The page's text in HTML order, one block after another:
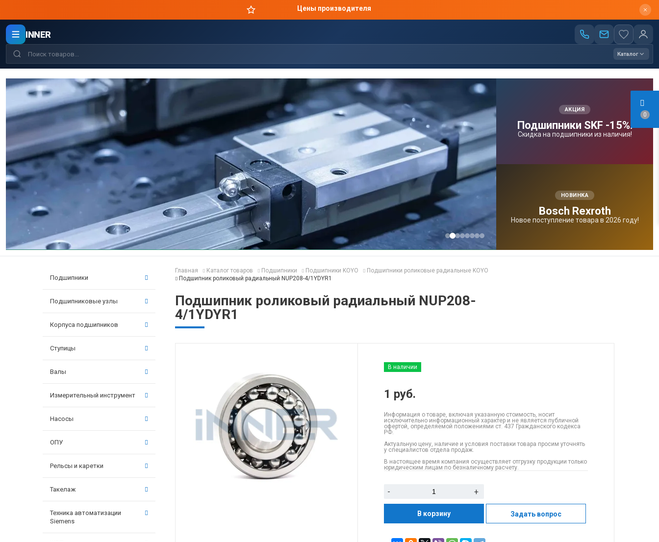
0
Цены производителя
INNER
Каталог
АКЦИЯ
Подшипники SKF -15%!
Скидка на подшипники из наличия!
НОВИНКА
Bosсh Rexroth
Новое поступление товара в 2026 году!
Подшипники
Подшипниковые узлы
Корпуса подшипников
Ступицы
Валы
Измерительный инструмент
Насосы
ОПУ
Рельсы и каретки
Такелаж
Техника автоматизации
Siemens
Главная Каталог товаров Подшипники Подшипники KOYO
Подшипники роликовые радиальные KOYO
Подшипник роликовый радиальный NUP208-4/1YDYR1
Подшипник роликовый радиальный NUP208-
4/1YDYR1
В наличии
1 руб.
Информация о товаре, включая указанную стоимость, носит
исключительно информационный характер и не является публичной
офертой, определяемой положениями ст. 437 Гражданского кодекса
РФ.
Актуальную цену, наличие и условия поставки товара просим уточнять
у специалистов отдела продаж.
В настоящее время компания осуществляет отгрузку продукции только
юридическим лицам по безналичному расчету.
- +
В корзину Задать вопрос